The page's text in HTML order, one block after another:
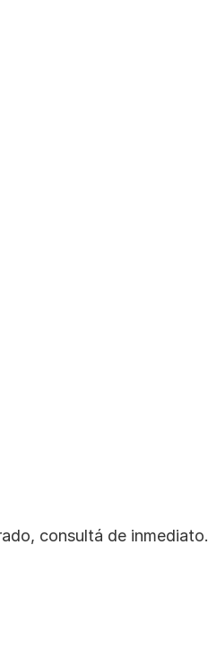
consultá de inmediato.